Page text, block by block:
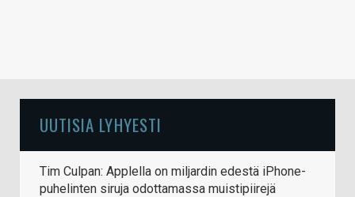
UUTISIA LYHYESTI
Tim Culpan: Applella on miljardin edestä iPhone-
puhelinten siruja odottamassa muistipiirejä